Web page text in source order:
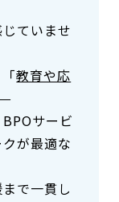
ていませ
教育や応
サービ
が最適な
で一貫し